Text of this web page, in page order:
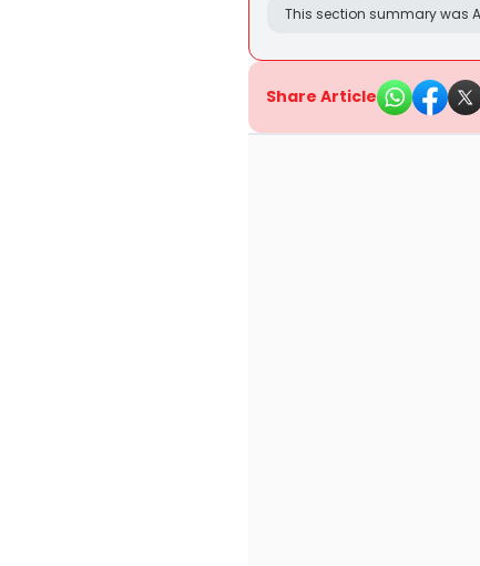
This section summary was
Share Article